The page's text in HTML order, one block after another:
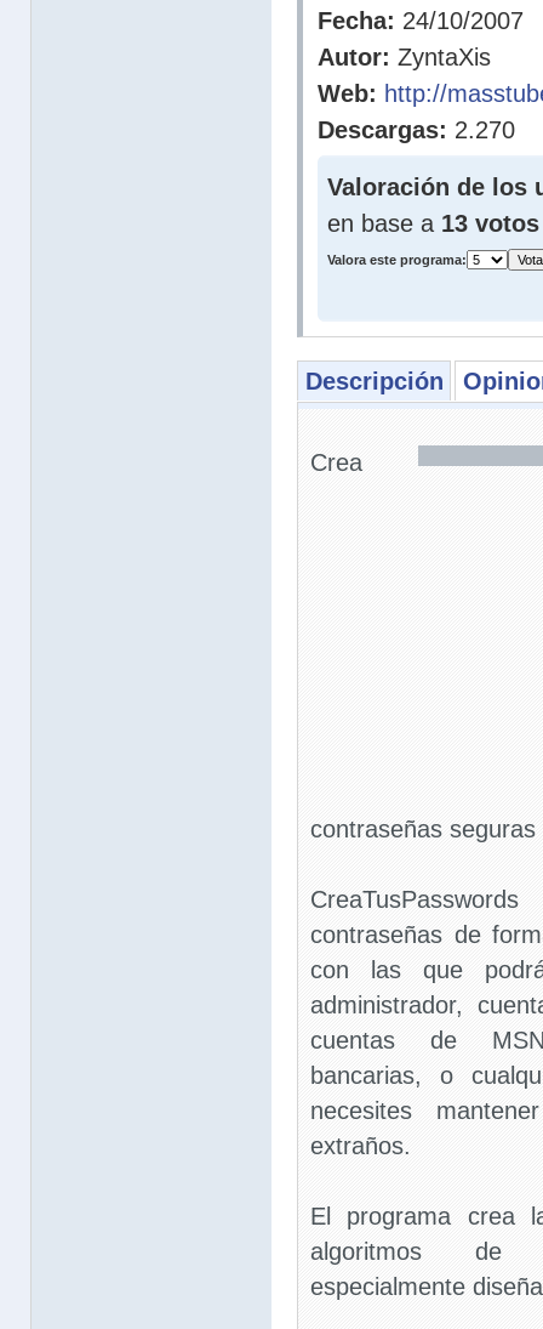
Fecha: 24/10/2007
Autor: ZyntaXis
Web: http://
Descargas: 2.270
Valoración de los
en base a 13 votos
Valora este programa:
Descripción
Crea
contraseñas
contraseñas de
con las que
administrador,
cuentas de
bancarias, o
necesites
extraños.
El programa crea
algoritmos de
especialmente